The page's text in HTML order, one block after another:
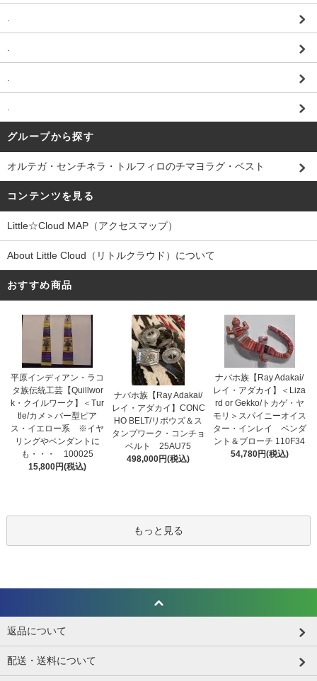
.
.
.
.
グループから探す
オルテガ・センチネラ・トルフィロのチマヨラグ・ベスト
コンテンツを見る
Little☆Cloud MAP（アクセスマップ）
About Little Cloud（リトルクラウド）について
おすすめ商品
平原インディアン・ラコ
タ族伝統工芸【Quillwor
k・クイルワーク】＜Tur
tle/カメ＞バー型ピア
ス・イエロー系 ※イヤ
リングやペンダントに
も・・・ 100025
15,800円(税込)
ナバホ族【Ray Adakai/
レイ・アダカイ】CONC
HO BELT/リポウズ＆ス
タンプワーク・コンチョ
ベルト 25AU75
498,000円(税込)
ナバホ族【Ray Adakai/
レイ・アダカイ】＜Liza
rd or Gekko/トカゲ・ヤ
モリ＞スパイニーオイス
ター・インレイ ペンダ
ント＆ブローチ 110F34
54,780円(税込)
もっと見る
返品について
配送・送料について